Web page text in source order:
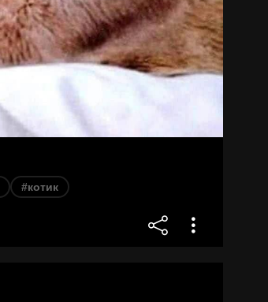
#котик